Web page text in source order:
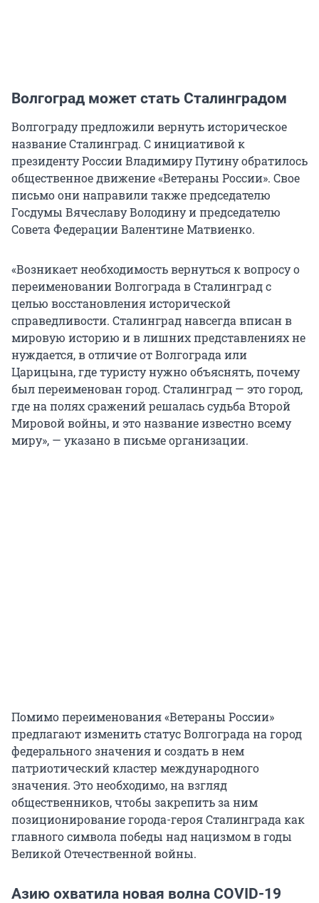
Волгоград может стать Сталинградом
Волгограду предложили вернуть историческое
название Сталинград. С инициативой к
президенту России Владимиру Путину обратилось
общественное движение «Ветераны России». Свое
письмо они направили также председателю
Госдумы Вячеславу Володину и председателю
Совета Федерации Валентине Матвиенко.
«Возникает необходимость вернуться к вопросу о
переименовании Волгограда в Сталинград с
целью восстановления исторической
справедливости. Сталинград навсегда вписан в
мировую историю и в лишних представлениях не
нуждается, в отличие от Волгограда или
Царицына, где туристу нужно объяснять, почему
был переименован город. Сталинград — это город,
где на полях сражений решалась судьба Второй
Мировой войны, и это название известно всему
миру», — указано в письме организации.
Помимо переименования «Ветераны России»
предлагают изменить статус Волгограда на город
федерального значения и создать в нем
патриотический кластер международного
значения. Это необходимо, на взгляд
общественников, чтобы закрепить за ним
позиционирование города-героя Сталинграда как
главного символа победы над нацизмом в годы
Великой Отечественной войны.
Азию охватила новая волна COVID-19